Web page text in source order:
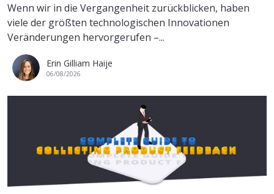
Wenn wir in die Vergangenheit zurückblicken, haben
viele der größten technologischen Innovationen
Veränderungen hervorgerufen –...
Erin Gilliam Haije
06/08/2026